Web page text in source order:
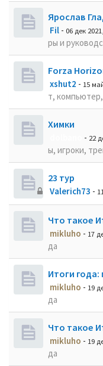
Ярослав
Fil - 06 дек
ры и
Forza
xshut2 - 15
т,
Химки
- 22
ы, игроки,
23 тур
Valerich73 -
Что такое
mikluho - 17
да
Итоги года:
mikluho - 19
да
Что такое
mikluho - 19
да